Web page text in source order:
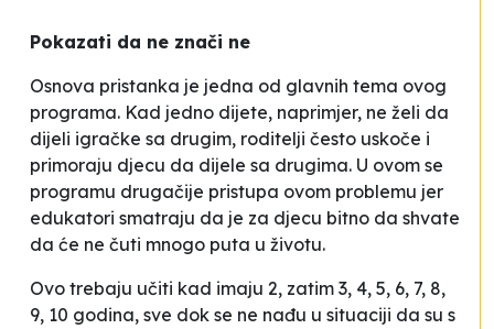
Pokazati da ne znači ne
Osnova pristanka je jedna od glavnih tema ovog
programa. Kad jedno dijete, naprimjer, ne želi da
dijeli igračke sa drugim, roditelji često uskoče i
primoraju djecu da dijele sa drugima. U ovom se
programu drugačije pristupa ovom problemu jer
edukatori smatraju da je za djecu bitno da shvate
da će ne čuti mnogo puta u životu.
Ovo trebaju učiti kad imaju 2, zatim 3, 4, 5, 6, 7, 8,
9, 10 godina, sve dok se ne nađu u situaciji da su s